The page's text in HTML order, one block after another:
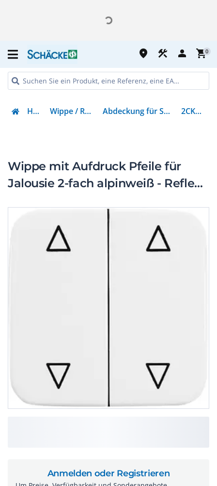
place construction person shopping_cart0
Haustechnik Wippe / Rahmen / Abdeckungen Abdeckung für Schalter, Taster, Dimmer, Jalousie 2CKA001731A2023
Wippe mit Aufdruck Pfeile für
Jalousie 2-fach alpinweiß - Reflex
Anmelden oder Registrieren